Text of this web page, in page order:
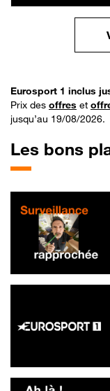
Eurosport 1 inclus
Prix des offres et
jusqu’au 19/08/2026.
Les bons